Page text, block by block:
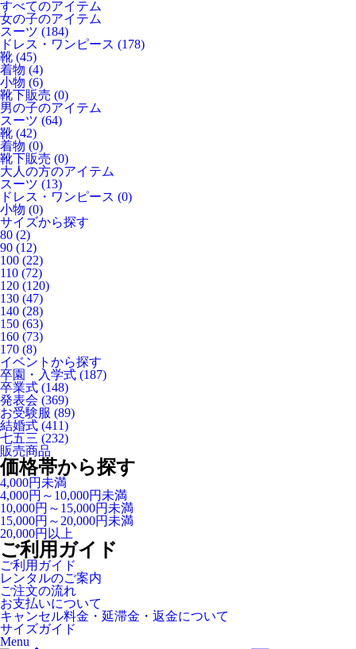
すべてのアイテム
女の子のアイテム
スーツ (184)
ドレス・ワンピース (178)
靴 (45)
着物 (4)
小物 (6)
靴下販売 (0)
男の子のアイテム
スーツ (64)
靴 (42)
着物 (0)
靴下販売 (0)
大人の方のアイテム
スーツ (13)
ドレス・ワンピース (0)
小物 (0)
サイズから探す
80 (2)
90 (12)
100 (22)
110 (72)
120 (120)
130 (47)
140 (28)
150 (63)
160 (73)
170 (8)
イベントから探す
卒園・入学式 (187)
卒業式 (148)
発表会 (369)
お受験服 (89)
結婚式 (411)
七五三 (232)
販売商品
価格帯から探す
4,000円未満
4,000円～10,000円未満
10,000円～15,000円未満
15,000円～20,000円未満
20,000円以上
ご利用ガイド
ご利用ガイド
レンタルのご案内
ご注文の流れ
お支払いについて
キャンセル料金・延滞金・返金について
サイズガイド
Menu